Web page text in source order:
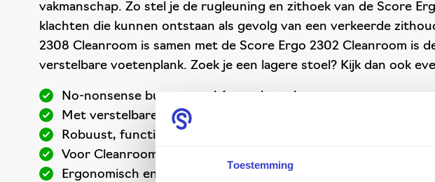
Toestemming
vakmanschap. Zo stel je de rugleuning en zithoek van de Score
klachten die kunnen ontstaan als gevolg van een verkeerde
2308 Cleanroom is samen met de Score Ergo 2302 Cleanroom is
verstelbare voetenplank. Zoek je een lagere stoel? Kijk dan ook
No-nonsense bureaustoel én werkstoel
Met verstelbare voetenplank
Robuust, functioneel design
Voor Cleanroom omgevingen
Ergonomisch en multi-instelbaar